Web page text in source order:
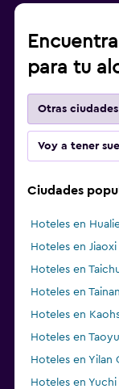
para tu
Otras ciudades
Voy a tener
Ciudades
Hoteles en
Hoteles en Jiaoxi
Hoteles en
Hoteles en Tainan
Hoteles en
Hoteles en
Hoteles en Yilan
Hoteles en